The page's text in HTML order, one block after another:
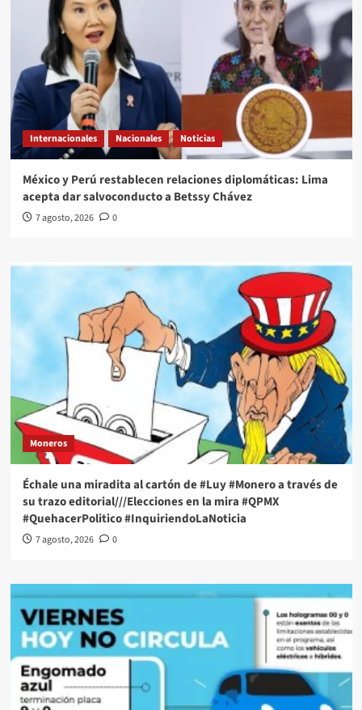
Internacionales Nacionales Noticias
México y Perú restablecen relaciones diplomáticas: Lima
acepta dar salvoconducto a Betssy Chávez
7 agosto, 2026 0
Moneros
Échale una miradita al cartón de #Luy #Monero a través de
su trazo editorial///Elecciones en la mira #QPMX
#QuehacerPolitico #InquiriendoLaNoticia
7 agosto, 2026 0